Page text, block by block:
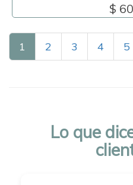
$
1 2 3 4 5
Lo que